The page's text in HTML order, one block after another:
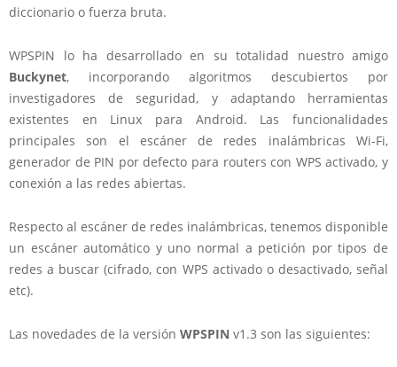
diccionario o fuerza bruta.
WPSPIN lo ha desarrollado en su totalidad nuestro amigo
Buckynet, incorporando algoritmos descubiertos por
investigadores de seguridad, y adaptando herramientas
existentes en Linux para Android. Las funcionalidades
principales son el escáner de redes inalámbricas Wi-Fi,
generador de PIN por defecto para routers con WPS activado, y
conexión a las redes abiertas.
Respecto al escáner de redes inalámbricas, tenemos disponible
un escáner automático y uno normal a petición por tipos de
redes a buscar (cifrado, con WPS activado o desactivado, señal
etc).
Las novedades de la versión WPSPIN v1.3 son las siguientes: